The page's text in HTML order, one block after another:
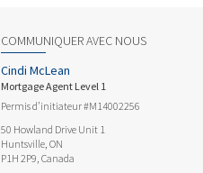
COMMUNIQUER AVEC NOUS
Cindi McLean
Mortgage Agent Level 1
Permis d’initiateur #M14002256
50 Howland Drive Unit 1
Huntsville, ON
P1H 2P9, Canada